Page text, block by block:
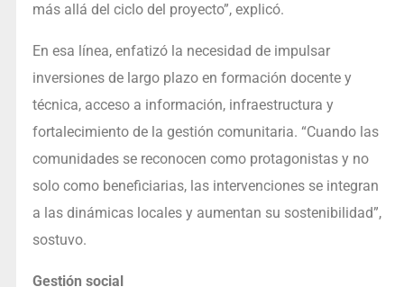
más allá del ciclo del proyecto”, explicó.
En esa línea, enfatizó la necesidad de impulsar
inversiones de largo plazo en formación docente y
técnica, acceso a información, infraestructura y
fortalecimiento de la gestión comunitaria. “Cuando las
comunidades se reconocen como protagonistas y no
solo como beneficiarias, las intervenciones se integran
a las dinámicas locales y aumentan su sostenibilidad”,
sostuvo.
Gestión social